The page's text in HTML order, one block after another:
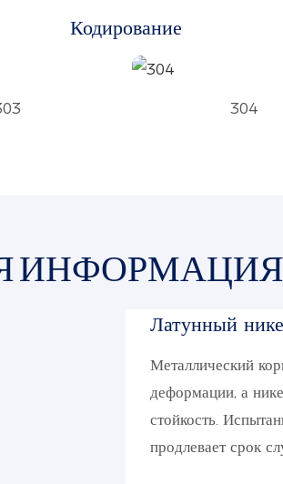
Кодирование
304
ИНФОРМАЦИЯ
Латунный
Металлический
деформации, а
стойкость.
продлевает срок